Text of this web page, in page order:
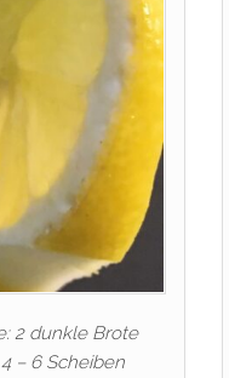
2 dunkle Brote
– 6 Scheiben